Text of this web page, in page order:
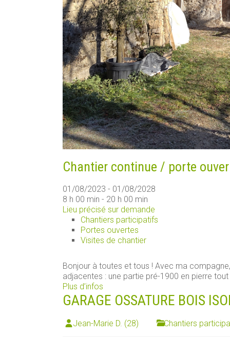
Chantier continue / porte
01/08/2023 - 01/08/2028
8 h 00 min - 20 h 00 min
Lieu précisé sur demande
Chantiers participatifs
Portes ouvertes
Visites de chantier
Bonjour à toutes et tous ! Avec ma
adjacentes : une partie pré-1900 en pierre tout
Plus d’infos
GARAGE OSSATURE BOIS
Jean-Marie D. (28) Chantiers